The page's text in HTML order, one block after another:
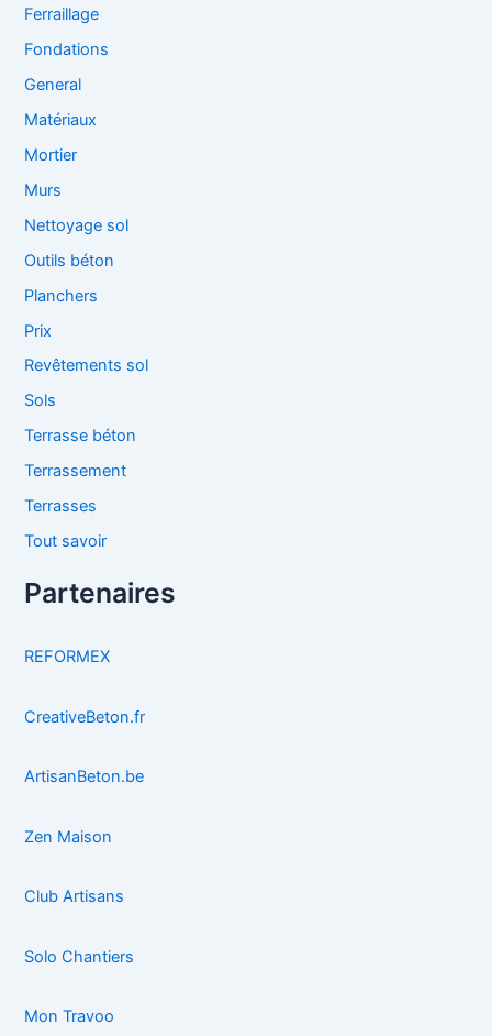
Ferraillage
Fondations
General
Matériaux
Mortier
Murs
Nettoyage sol
Outils béton
Planchers
Prix
Revêtements sol
Sols
Terrasse béton
Terrassement
Terrasses
Tout savoir
Partenaires
REFORMEX
CreativeBeton.fr
ArtisanBeton.be
Zen Maison
Club Artisans
Solo Chantiers
Mon Travoo